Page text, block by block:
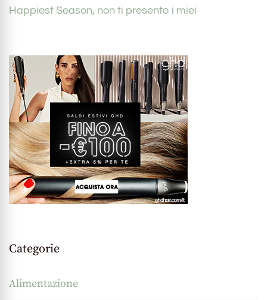
Happiest Season, non ti presento i miei
Categorie
Alimentazione